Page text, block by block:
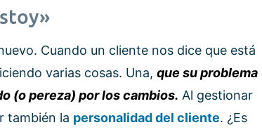
Cuando un cliente nos dice que está
varias cosas. Una, que su problema
(o pereza) por los cambios. Al gestionar
también la personalidad del cliente. ¿Es